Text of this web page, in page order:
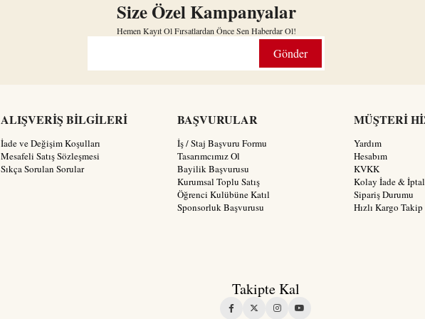
Size Özel Kampanyalar
Hemen Kayıt Ol Fırsatlardan Önce Sen Haberdar Ol!
Gönder
ALIŞVERİŞ BİLGİLERİ
İade ve Değişim Koşulları
Mesafeli Satış Sözleşmesi
Sıkça Sorulan Sorular
BAŞVURULAR
İş / Staj Başvuru Formu
Tasarımcımız Ol
Bayilik Başvurusu
Kurumsal Toplu Satış
Öğrenci Kulübüne Katıl
Sponsorluk Başvurusu
MÜŞTERİ
Yardım
Hesabım
KVKK
Kolay İade & İptal
Sipariş Durumu
Hızlı Kargo Takip
Takipte Kal